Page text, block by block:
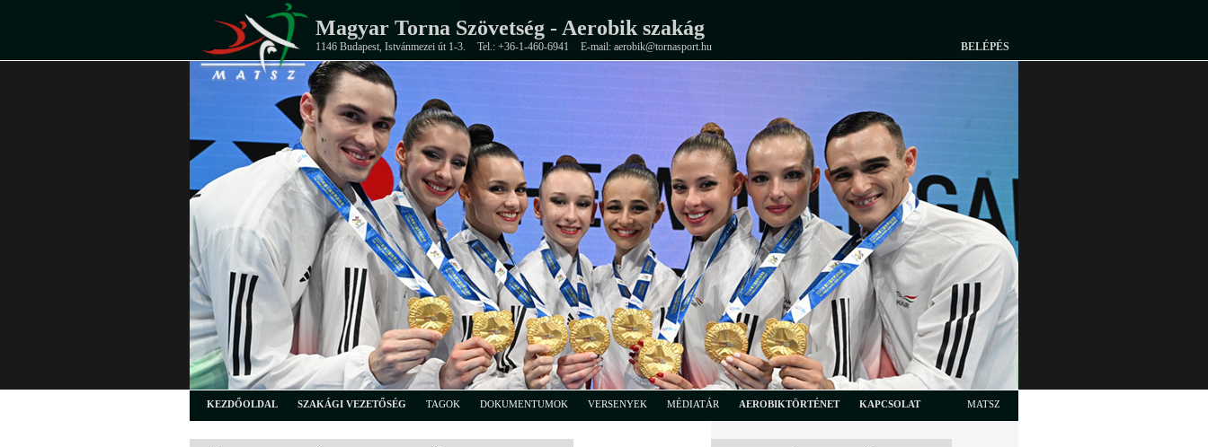
Magyar Torna Szövetség - Aerobik szakág
1146 Budapest, Istvánmezei út 1-3. Tel.: +36-1-460-6941 E-mail: aerobik@tornasport.hu BELÉPÉS
KEZDŐOLDAL SZAKÁGI VEZETŐSÉG TAGOK DOKUMENTUMOK VERSENYEK MÉDIATÁR AEROBIKTÖRTÉNET KAPCSOLAT MATSZ